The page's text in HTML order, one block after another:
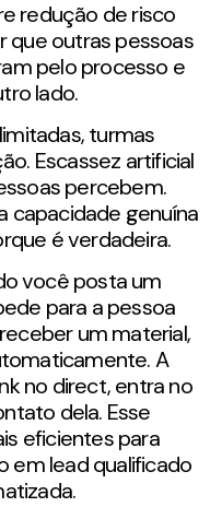
redução de risco
que outras pessoas
pelo processo e
lado.
turmas
Escassez artificial
percebem.
capacidade genuína
é verdadeira.
você posta um
para a pessoa
um material,
A
no direct, entra no
dela. Esse
eficientes para
em lead qualificado